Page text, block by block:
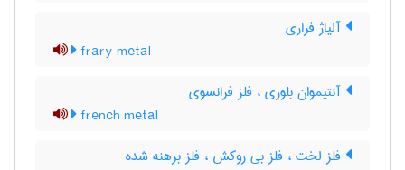
آلیاژ فراری
frary metal
آنتیموان بلوری ، فلز فرانسوی
french metal
فلز لخت ، فلز بی روکش ، فلز برهنه شده